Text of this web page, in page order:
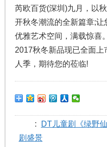
芮欧百货(深圳)九月，以
开秋冬潮流的全新篇章;
优雅艺术空间，满载惊喜。
2017秋冬新品现已全面
人季，期待您的莅临!
:
DT儿童剧《绿野
剧盛景